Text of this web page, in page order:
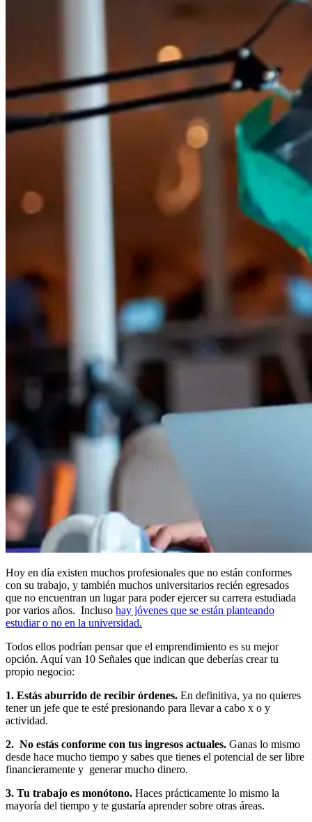
Hoy en día existen muchos profesionales que no están conformes
con su trabajo, y también muchos universitarios recién egresados
que no encuentran un lugar para poder ejercer su carrera estudiada
por varios años. Incluso hay jóvenes que se están planteando
estudiar o no en la universidad.
Todos ellos podrían pensar que el emprendimiento es su mejor
opción. Aquí van 10 Señales que indican que deberías crear tu
propio negocio:
1. Estás aburrido de recibir órdenes. En definitiva, ya no quieres
tener un jefe que te esté presionando para llevar a cabo x o y
actividad.
2. No estás conforme con tus ingresos actuales. Ganas lo mismo
desde hace mucho tiempo y sabes que tienes el potencial de ser libre
financieramente y generar mucho dinero.
3. Tu trabajo es monótono. Haces prácticamente lo mismo la
mayoría del tiempo y te gustaría aprender sobre otras áreas.